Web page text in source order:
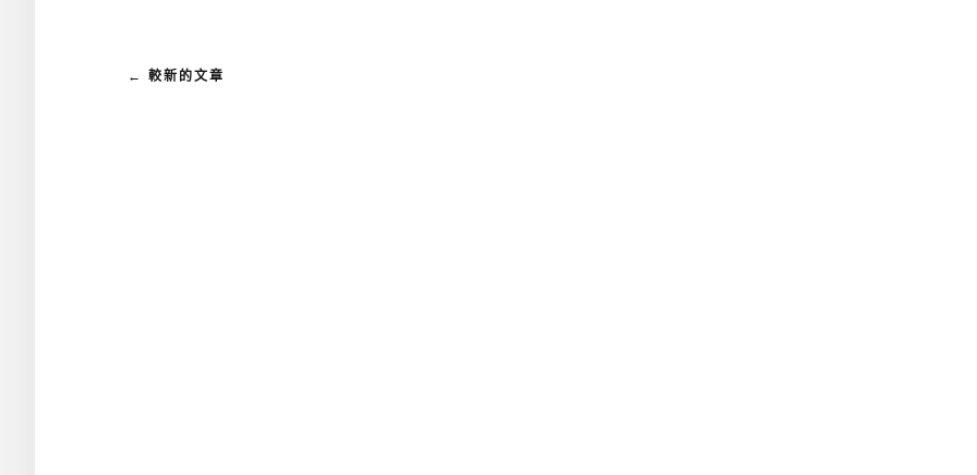
← 較新的文章